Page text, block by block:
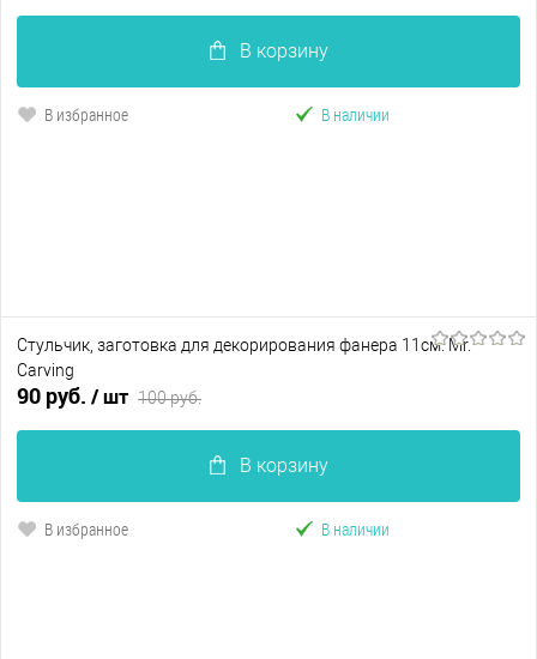
В корзину
В избранное В наличии
Стульчик, заготовка для декорирования фанера 11см. Mr.
Carving
90 руб. / шт 100 руб.
В корзину
В избранное В наличии